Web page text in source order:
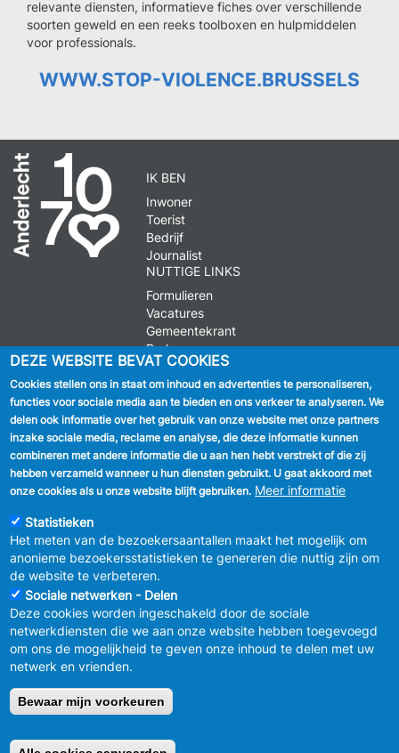
relevante diensten, informatieve fiches over verschillende
soorten geweld en een reeks toolboxen en hulpmiddelen
voor professionals.
WWW.STOP-VIOLENCE.BRUSSELS
IK BEN
Inwoner
Toerist
Bedrijf
Journalist
NUTTIGE LINKS
Formulieren
Vacatures
Gemeentekrant
Parkeren
VOLG ONS
Facebook
Linkedin
Instagram
MENU
FOOTER
LEGAL
Vertrouwelijkheid
Verbeteringsplan
van de sociale netwerken
1070-Brussel -
DEZE WEBSITE BEVAT COOKIES
Cookies stellen ons in staat om inhoud en advertenties te personaliseren,
functies voor sociale media aan te bieden en ons verkeer te analyseren. We
delen ook informatie over het gebruik van onze website met onze partners
inzake sociale media, reclame en analyse, die deze informatie kunnen
combineren met andere informatie die u aan hen hebt verstrekt of die zij
hebben verzameld wanneer u hun diensten gebruikt. U gaat akkoord met
onze cookies als u onze website blijft gebruiken. Meer informatie
Statistieken
Het meten van de bezoekersaantallen maakt het mogelijk om
anonieme bezoekersstatistieken te genereren die nuttig zijn om
de website te verbeteren.
Sociale netwerken - Delen
Deze cookies worden ingeschakeld door de sociale
netwerkdiensten die we aan onze website hebben toegevoegd
om ons de mogelijkheid te geven onze inhoud te delen met uw
netwerk en vrienden.
Bewaar mijn voorkeuren